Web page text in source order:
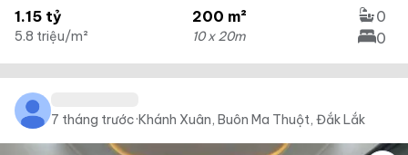
1.15 tỷ
5.8 triệu/m²
200 m²
10 x 20m
0
0
7 tháng trước·Khánh Xuân, Buôn Ma Thuột, Đắk Lắk